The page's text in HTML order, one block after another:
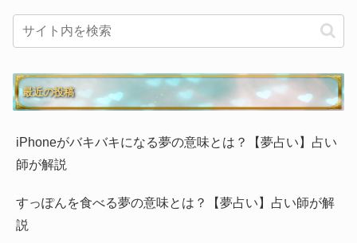
最近の投稿
iPhoneがバキバキになる夢の意味とは？【夢占い】占い
師が解説
すっぽんを食べる夢の意味とは？【夢占い】占い師が解
説